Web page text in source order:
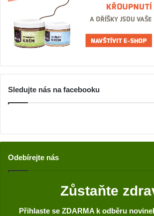
Sledujte nás na facebooku
Odebírejte nás
Zůstaňte
Přihlaste se ZDARMA k odběru